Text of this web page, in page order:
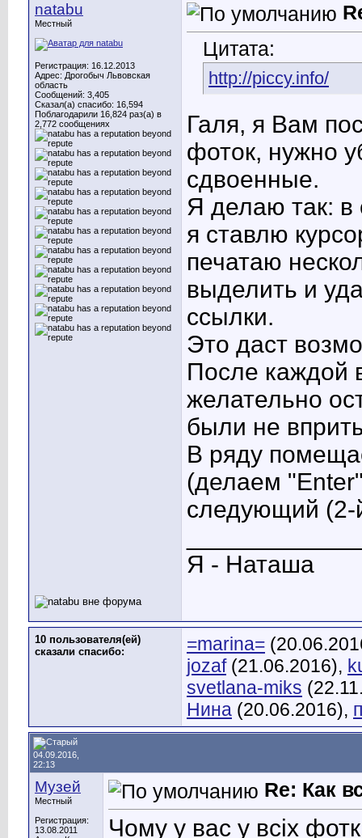
natabu
Местный
Регистрация: 16.12.2013
Адрес: Дрогобыч Львовская
область
Сообщений: 3,405
Сказал(а) спасибо: 16,594
Поблагодарили 16,824 раз(а) в
2,772 сообщениях
Цитата:
http://piccy.info/
Галя, я Вам
фоток, нужно
сдвоенные.
Я делаю так: в
я ставлю
печатаю
выделить и
ссылки.
Это даст
После каждой
желательно
были не
В ряду
(делаем
следующий (2-
Я - Наташа
10 пользователя(ей)
сказали cпасибо:
=marina=
jozaf(21.06.2016),
svetlana-miks
Нина (20.06.2016),
04.09.2016,
22:13
Музей
Местный
Регистрация:
13.08.2011
Re: Как
Чому у вас у всіх